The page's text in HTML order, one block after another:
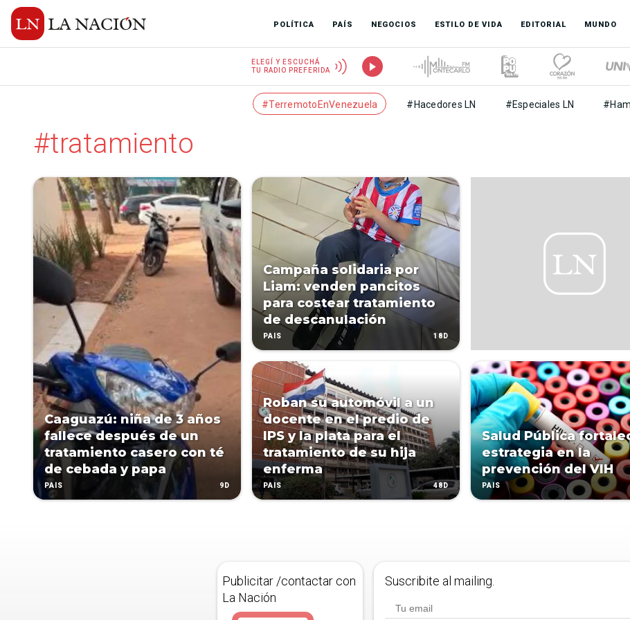
POLÍTICA PAÍS NEGOCIOS ESTILO DE VIDA EDITORIAL MUNDO
ELEGÍ Y ESCUCHÁ
TU RADIO PREFERIDA
#TerremotoEnVenezuela #Hacedores LN #Especiales LN
#tratamiento
Caaguazú: niña de 3 años
fallece después de un
tratamiento casero con té
de cebada y papa
PAÍS 9D
Campaña solidaria por
Liam: venden pancitos
para costear tratamiento
de descanulación
PAÍS 18D
Roban su automóvil a un
docente en el predio de
IPS y la plata para el
tratamiento de su hija
enferma
PAÍS 48D
Salud Pública
estrategia en la
prevención del VIH
PAÍS
Publicitar /contactar con
La Nación
Suscribite al mailing.